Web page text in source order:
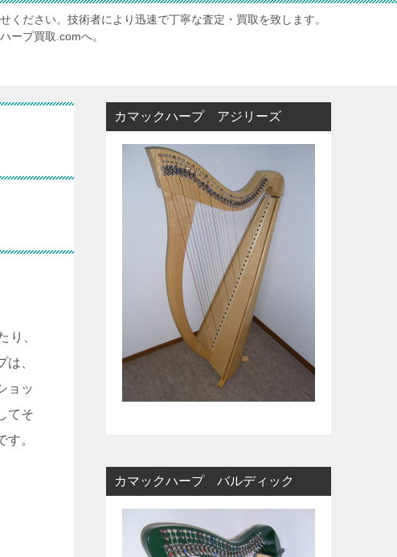
ください。技術者により迅速で丁寧な査定・買取を致します。
ープ買取.comへ。
り、
、
ョッ
てそ
。
カマックハープ アジリーズ
カマックハープ バルディック